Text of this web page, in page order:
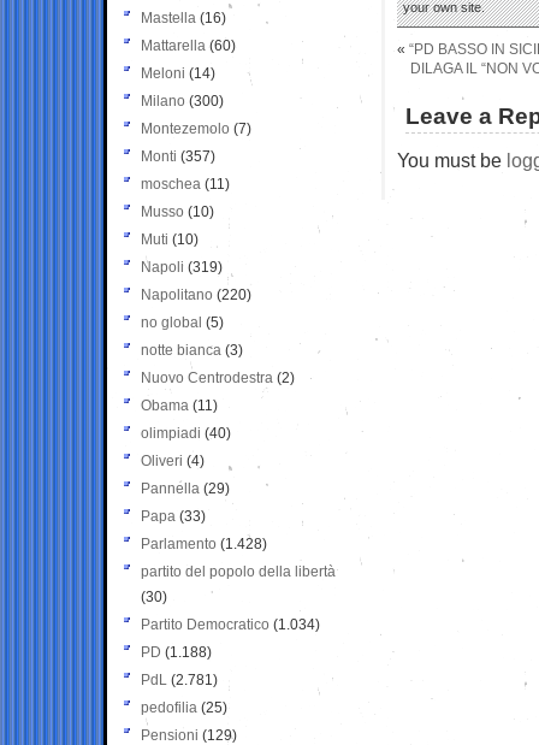
your own site.
« “PD BASSO IN
DILAGA IL “NON
Leave a
You must be
Mastella (16)
Mattarella (60)
Meloni (14)
Milano (300)
Montezemolo (7)
Monti (357)
moschea (11)
Musso (10)
Muti (10)
Napoli (319)
Napolitano (220)
no global (5)
notte bianca (3)
Nuovo Centrodestra (2)
Obama (11)
olimpiadi (40)
Oliveri (4)
Pannella (29)
Papa (33)
Parlamento (1.428)
partito del popolo della libertà
(30)
Partito Democratico (1.034)
PD (1.188)
PdL (2.781)
pedofilia (25)
Pensioni (129)